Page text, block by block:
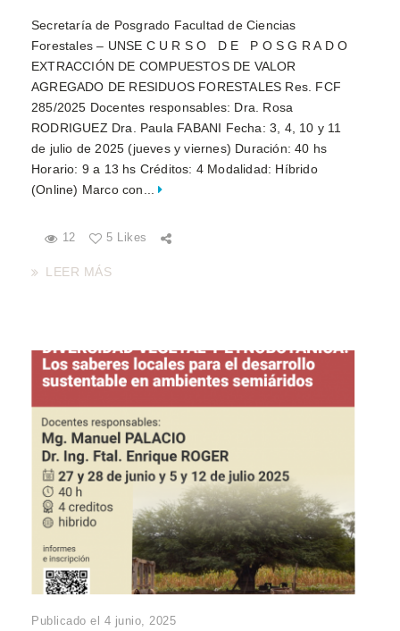
Secretaría de Posgrado Facultad de Ciencias
Forestales – UNSE C U R S O D E P O S G R A D O
EXTRACCIÓN DE COMPUESTOS DE VALOR
AGREGADO DE RESIDUOS FORESTALES Res. FCF
285/2025 Docentes responsables: Dra. Rosa
RODRIGUEZ Dra. Paula FABANI Fecha: 3, 4, 10 y 11
de julio de 2025 (jueves y viernes) Duración: 40 hs
Horario: 9 a 13 hs Créditos: 4 Modalidad: Híbrido
(Online) Marco con...
12 5 Likes
LEER MÁS
Publicado el 4 junio, 2025